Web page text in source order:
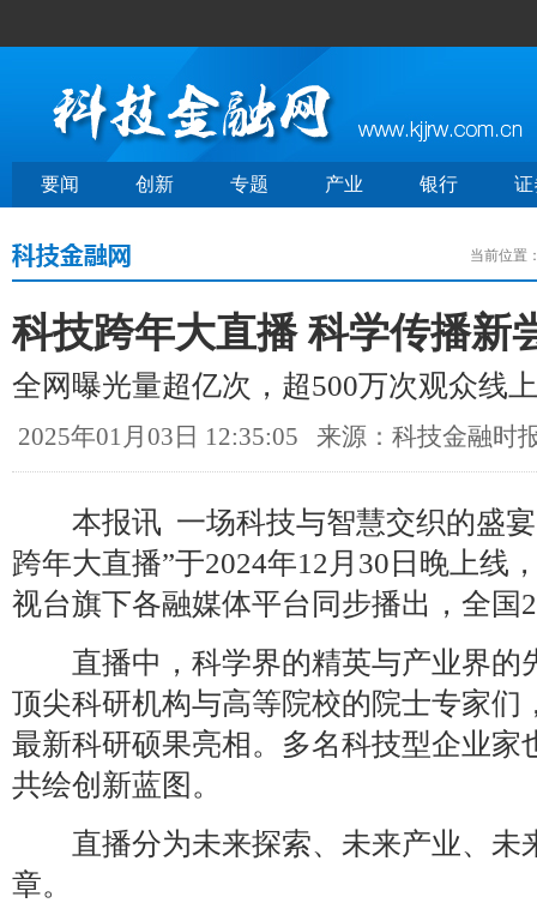
要闻 创新 专题 产业 银行 证
当前位置
科技跨年大直播 科学传播新
全网曝光量超亿次，超500万次观众线
2025年01月03日 12:35:05 来源：科技金融时
本报讯 一场科技与智慧交织的盛
跨年大直播”于2024年12月30日晚上线
视台旗下各融媒体平台同步播出，全国
直播中，科学界的精英与产业界的
顶尖科研机构与高等院校的院士专家们
最新科研硕果亮相。多名科技型企业家
共绘创新蓝图。
直播分为未来探索、未来产业、未
章。